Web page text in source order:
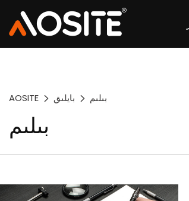
AOSITE بايلىق بىلىم
بىلىم